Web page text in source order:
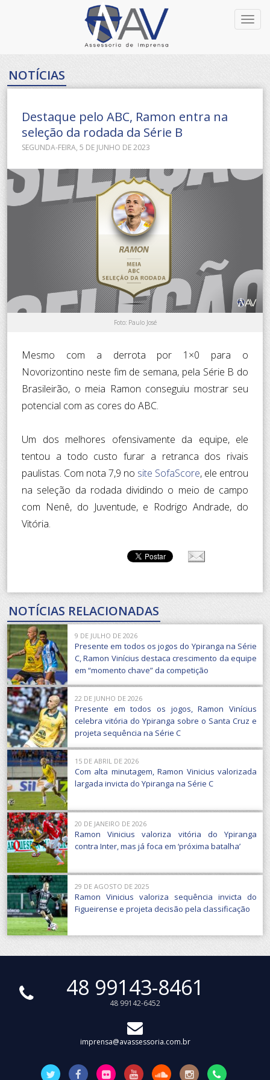
NOTÍCIAS
Destaque pelo ABC, Ramon entra na
seleção da rodada da Série B
SEGUNDA-FEIRA, 5 DE JUNHO DE 2023
Foto: Paulo José
Mesmo com a derrota por 1×0 para o
Novorizontino neste fim de semana, pela Série B do
Brasileirão, o meia Ramon conseguiu mostrar seu
potencial com as cores do ABC.
Um dos melhores ofensivamente da equipe, ele
tentou a todo custo furar a retranca dos rivais
paulistas. Com nota 7,9 no site SofaScore, ele entrou
na seleção da rodada dividindo o meio de campo
com Nenê, do Juventude, e Rodrigo Andrade, do
Vitória.
NOTÍCIAS RELACIONADAS
9 DE JULHO DE 2026
Presente em todos os jogos do Ypiranga na Série
C, Ramon Vinícius destaca crescimento da equipe
em “momento chave” da competição
22 DE JUNHO DE 2026
Presente em todos os jogos, Ramon Vinícius
celebra vitória do Ypiranga sobre o Santa Cruz e
projeta sequência na Série C
15 DE ABRIL DE 2026
Com alta minutagem, Ramon Vinicius valorizada
largada invicta do Ypiranga na Série C
20 DE JANEIRO DE 2026
Ramon Vinicius valoriza vitória do Ypiranga
contra Inter, mas já foca em ‘próxima batalha’
29 DE AGOSTO DE 2025
Ramon Vinicius valoriza sequência invicta do
Figueirense e projeta decisão pela classificação
48 99143-8461
48 99142-6452
imprensa@avassessoria.com.br